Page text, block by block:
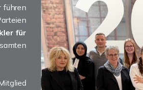
führen
für